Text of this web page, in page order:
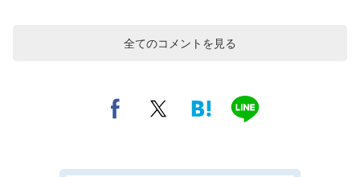
全てのコメントを見る